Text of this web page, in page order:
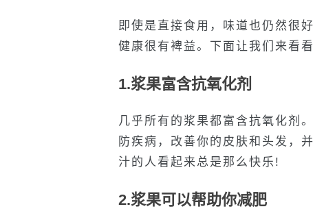
即使是直接食用，味道也仍然很
健康很有裨益。下面让我们来看
1.浆果富含抗氧化剂
几乎所有的浆果都富含抗氧化剂
防疾病，改善你的皮肤和头发，
汁的人看起来总是那么快乐!
2.浆果可以帮助你减肥